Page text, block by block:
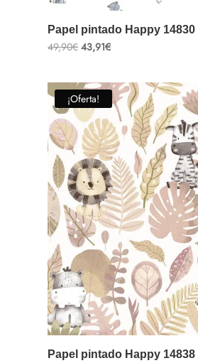
Papel pintado Happy 14830
49,90€ El
precio
49,90€.
43,91€El
43,91€.
¡Oferta!
Papel pintado Happy 14838